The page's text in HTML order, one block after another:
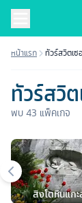
หน้าแรก ทัวร์สวิตเ
ทัวร์สวิ
พบ43 แพ็คเกจ
เมืองยอดนิยม
สิงโตหินแก